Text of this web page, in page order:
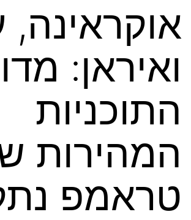
אוקראינה,
ואיראן:
התוכניות
המהירות
טראמפ